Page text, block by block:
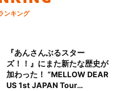
ンキング
『あんさんぶるスター
ズ！！』にまた新たな歴史が
加わった！ “MELLOW DEAR
US 1st JAPAN Tour